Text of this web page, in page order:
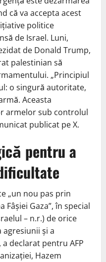
că va accepta acest
politice
de Israel. Luni,
de Donald Trump,
palestinian să
„Principiul
o singură autoritate,
Aceasta
armelor sub controlul
publicat pe X.
pentru a
„un nou pas prin
Gaza”, în special
– n.r.) de orice
și a
declarat pentru AFP
Hazem